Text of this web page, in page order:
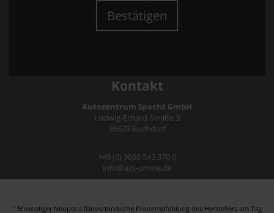
Bestätigen
Kontakt
Autozentrum Specht GmbH
Ludwig-Erhard-Straße 3
86675 Buchdorf
+49 (0) 9099 543 370 0
info@azs-online.de
1 Ehemaliger Neupreis (Unverbindliche Preisempfehlung des Herstellers am Tag